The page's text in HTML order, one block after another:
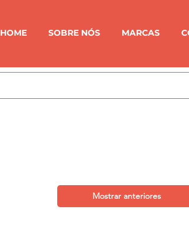
HOME SOBRE NÓS MARCAS
Mostrar anteriores